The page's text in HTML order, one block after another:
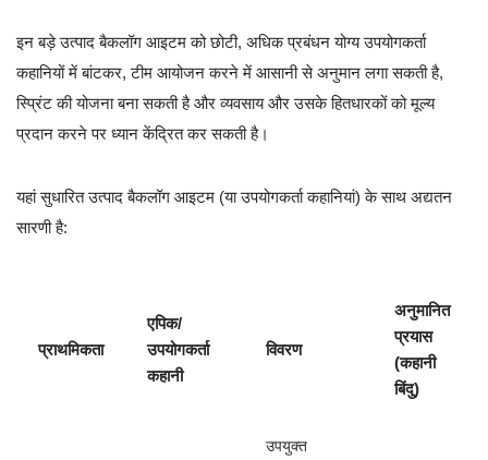
इन बड़े उत्पाद बैकलॉग आइटम को छोटी, अधिक प्रबंधन योग्य उपयोगकर्ता
कहानियों में बांटकर, टीम आयोजन करने में आसानी से अनुमान लगा सकती है,
स्प्रिंट की योजना बना सकती है और व्यवसाय और उसके हितधारकों को मूल्य
प्रदान करने पर ध्यान केंद्रित कर सकती है।
यहां सुधारित उत्पाद बैकलॉग आइटम (या उपयोगकर्ता कहानियां) के साथ अद्यतन
सारणी है:
प्राथमिकता
एपिक/
उपयोगकर्ता
कहानी
विवरण
अनुमानित
प्रयास
(कहानी
बिंदु)
उपयुक्त